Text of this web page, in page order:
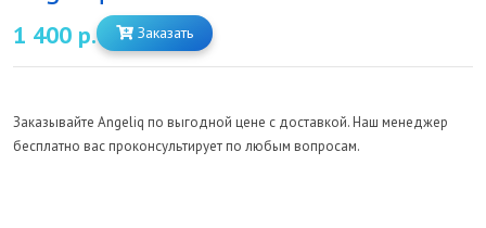
1 400 р.
Заказывайте Angeliq по выгодной цене с доставкой. Наш менеджер
бесплатно вас проконсультирует по любым вопросам.
Заказать